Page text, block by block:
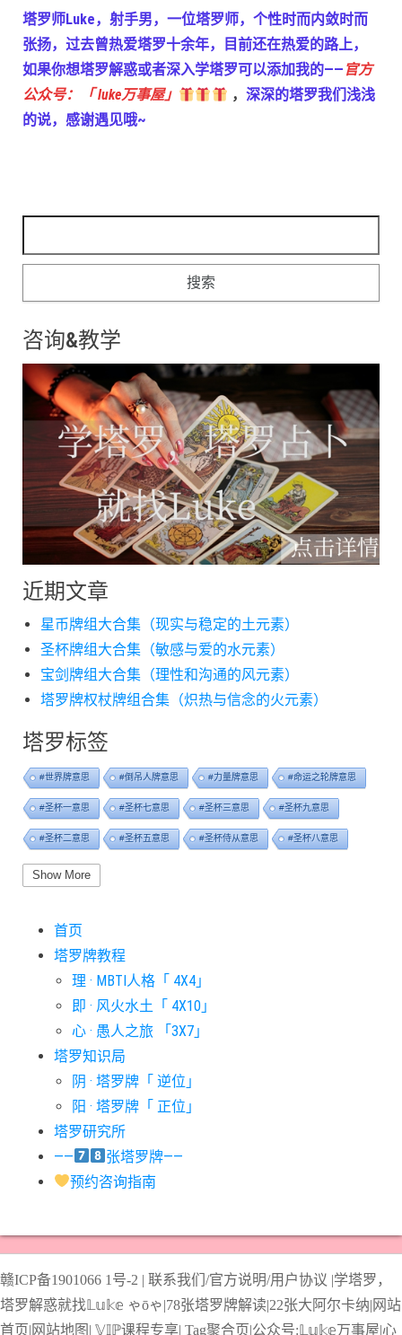
塔罗师Luke，射手男，一位塔罗师，个性时而内敛时而
张扬，过去曾热爱塔罗十余年，目前还在热爱的路上，
如果你想塔罗解惑或者深入学塔罗可以添加我的—— 官方
公众号：「 luke万事屋」
， 深深的塔罗我们浅浅
的说，感谢遇见哦~
咨询&教学
近期文章
星币牌组大合集（现实与稳定的土元素）
圣杯牌组大合集（敏感与爱的水元素）
宝剑牌组大合集（理性和沟通的风元素）
塔罗牌权杖牌组合集（炽热与信念的火元素）
塔罗标签
#世界牌意思 #倒吊人牌意思 #力量牌意思 #命运之轮牌意思
#圣杯一意思 #圣杯七意思 #圣杯三意思 #圣杯九意思
#圣杯二意思 #圣杯五意思 #圣杯侍从意思 #圣杯八意思
#圣杯六意思
#宝剑七意思
#宝剑五意思 #宝剑侍从意思
#宝剑十意思 #宝剑四意思 #宝剑国王意思
#愚人牌意思 #战车牌意思
#星币七意思 #星币三意思
#星币五意思 #星币侍从意思
#星币骑士意思 #星星牌意思
#权杖五意思 #权杖侍从意思 #权杖八意思 #权杖六意思
#权杖骑士意思 #死神牌意思 #皇后牌意思
#皇帝牌意思 #节制牌意思 #隐士牌意思 #高塔牌意思
Show More
首页
塔罗牌教程
理 · MBTI人格「 4X4」
即 · 风火水土「 4X10」
心 · 愚人之旅 「3X7」
塔罗知识局
阴 · 塔罗牌「 逆位」
阳 · 塔罗牌「 正位」
塔罗研究所
——
张塔罗牌——
预约咨询指南
赣ICP备1901066 1号-2 | 联系我们/官方说明/用户协议 |学塔罗，
塔罗解惑就找𝕃𝕦𝕜𝕖 ゃōゃ|78张塔罗牌解读|22张大阿尔卡纳| 网站
首页| 网站地图 | 𝕍𝕀ℙ课程专享| Tag聚合页|公众号:𝕃𝕦𝕜𝕖万事屋|心